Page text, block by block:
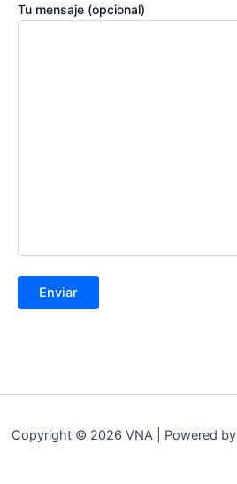
Tu mensaje (opcional)
Copyright © 2026 VNA | Powered by